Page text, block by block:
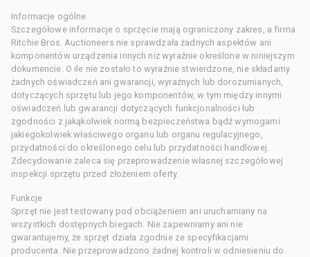
Informacje ogólne
Szczegółowe informacje o sprzęcie mają ograniczony zakres, a firma
Ritchie Bros. Auctioneers nie sprawdzała żadnych aspektów ani
komponentów urządzenia innych niż wyraźnie określone w niniejszym
dokumencie. O ile nie zostało to wyraźnie stwierdzone, nie składamy
żadnych oświadczeń ani gwarancji, wyraźnych lub dorozumianych,
dotyczących sprzętu lub jego komponentów, w tym między innymi
oświadczeń lub gwarancji dotyczących funkcjonalności lub
zgodności z jakąkolwiek normą bezpieczeństwa bądź wymogami
jakiegokolwiek właściwego organu lub organu regulacyjnego,
przydatności do określonego celu lub przydatności handlowej.
Zdecydowanie zaleca się przeprowadzenie własnej szczegółowej
inspekcji sprzętu przed złożeniem oferty.
Funkcje
Sprzęt nie jest testowany pod obciążeniem ani uruchamiany na
wszystkich dostępnych biegach. Nie zapewniamy ani nie
gwarantujemy, że sprzęt działa zgodnie ze specyfikacjami
producenta. Nie przeprowadzono żadnej kontroli w odniesieniu do